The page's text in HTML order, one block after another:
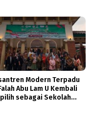
Modern Terpadu
Abu Lam U Kembali
sebagai Sekolah